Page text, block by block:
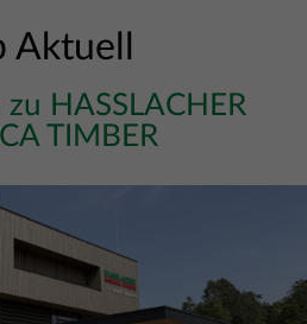
Aktuell
HASSLACHER
TIMBER